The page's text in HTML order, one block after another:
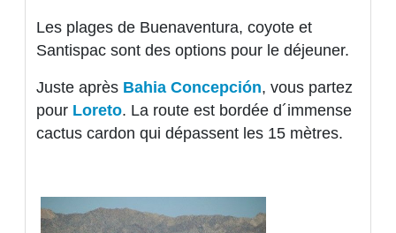
Les plages de Buenaventura, coyote et
Santispac sont des options pour le déjeuner.
Juste après Bahia Concepción, vous partez
pour Loreto. La route est bordée d´immense
cactus cardon qui dépassent les 15 mètres.